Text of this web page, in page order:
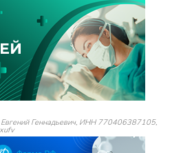
Геннадьевич, ИНН 770406387105,